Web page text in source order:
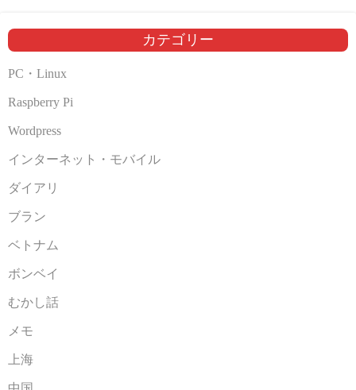
ブ
カテゴリー
PC・Linux
Raspberry Pi
Wordpress
インターネット・モバイル
ダイアリ
ブラン
ベトナム
ボンベイ
むかし話
メモ
上海